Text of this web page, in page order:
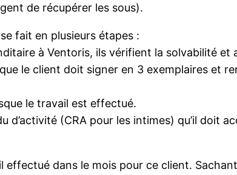
de récupérer les sous).
fait en plusieurs étapes :
à Ventoris, ils vérifient la solvabilité et
le client doit signer en 3 exemplaires et
le travail est effectué.
d’activité (CRA pour les intimes) qu’il doit
effectué dans le mois pour ce client.